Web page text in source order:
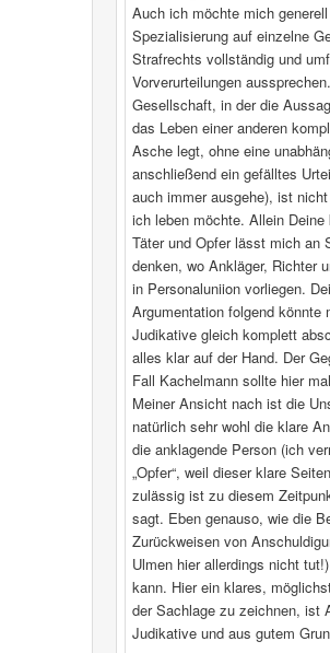
Auch ich möchte mich
Spezialisierung auf einzelne
Strafrechts vollständig und
Vorverurteilungen
Gesellschaft, in der die
das Leben einer anderen
Asche legt, ohne eine
anschließend ein gefälltes
auch immer ausgehe), ist
ich leben möchte. Allein Deine
Täter und Opfer lässt mich an
denken, wo Ankläger, Richter
in Personaluniion vorliegen.
Argumentation folgend könnte
Judikative gleich komplett
alles klar auf der Hand. Der
Fall Kachelmann sollte hier
Meiner Ansicht nach ist die
natürlich sehr wohl die klare
die anklagende Person (ich
„Opfer“, weil dieser klare
zulässig ist zu diesem
sagt. Eben genauso, wie die
Zurückweisen von
Ulmen hier allerdings nicht
kann. Hier ein klares,
der Sachlage zu zeichnen, ist
Judikative und aus gutem